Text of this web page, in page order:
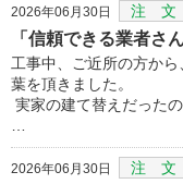
2026年06月30日 注 文
「信頼できる業者さ
工事中、ご近所の方か
葉を頂きました。
実家の建て替えだった
2026年06月30日 注 文